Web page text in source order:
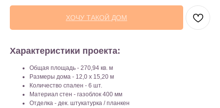
ХОЧУ ТАКОЙ ДОМ
Характеристики проекта:
Общая площадь - 270,94 кв. м
Размеры дома - 12,0 х 15,20 м
Количество спален - 6 шт.
Материал стен - газоблок 400 мм
Отделка - дек. штукатурка / планкен